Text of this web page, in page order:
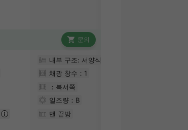
문의
내부 구조: 서양식
채광 창수： 1
：북서쪽
일조량： B
맨 끝방